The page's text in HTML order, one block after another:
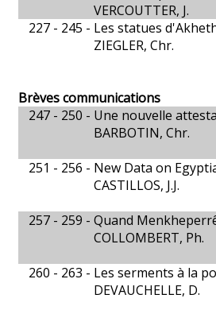
VERCOUTTER, J.
227 - 245 - Les statues
ZIEGLER, Chr.
Brèves communications
247 - 250 - Une nouvelle
BARBOTIN, Chr.
251 - 256 - New Data on
CASTILLOS, J.J.
257 - 259 - Quand
COLLOMBERT, Ph.
260 - 263 - Les serments à la
DEVAUCHELLE, D.